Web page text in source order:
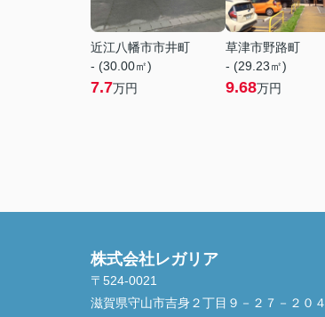
近江八幡市市井町
- (30.00㎡)
7.7万円
草津市野路町
- (29.23㎡)
9.68万円
株式会社レガリア
〒524-0021
滋賀県守山市吉身２丁目９－２７－２０４